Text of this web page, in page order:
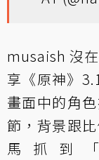
musaish 沒
享《原神》
畫面中的角
節，背景跟
馬抓到